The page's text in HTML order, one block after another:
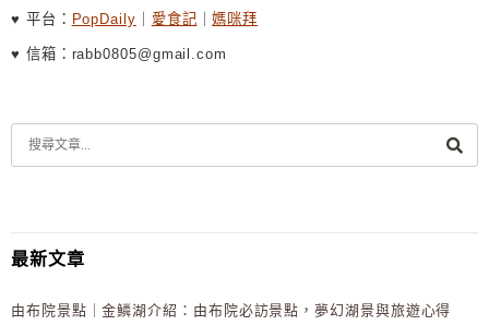
♥ 平台： PopDaily 愛食記 ｜媽咪拜
♥ 信箱：rabb0805@gmail.com
最新文章
由布院景點｜金鱗湖介紹：由布院必訪景點，夢幻湖景與旅遊心得